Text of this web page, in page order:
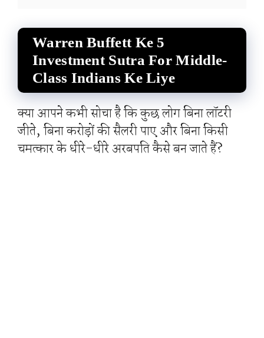
Warren Buffett Ke 5
Investment Sutra For Middle-
Class Indians Ke Liye
क्या आपने कभी सोचा है कि कुछ लोग बिना लॉटरी
जीते, बिना करोड़ों की सैलरी पाए और बिना किसी
चमत्कार के धीरे-धीरे अरबपति कैसे बन जाते हैं?